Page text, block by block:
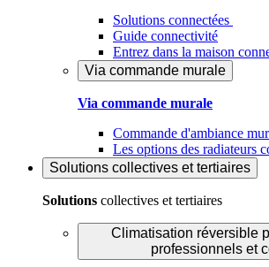
Solutions connectées
Guide connectivité
Entrez dans la maison
Via commande murale
Via commande murale
Commande d'ambiance
Les options des radiateurs
Solutions collectives et tertiaires
Solutions collectives et tertiaires
Climatisation réversible
professionnels et